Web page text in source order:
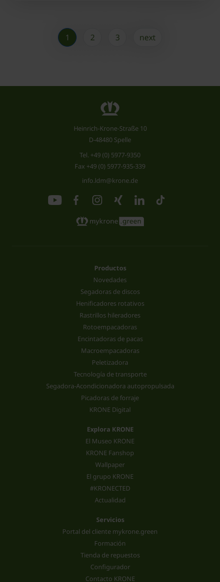
1 2 3 next
Heinrich-Krone-Straße 10
D-48480 Spelle
Tel. +49 (0) 5977-9350
Fax +49 (0) 5977-935-339
info.ldm@krone.de
Productos
Novedades
Segadoras de discos
Henificadores rotativos
Rastrillos hileradores
Rotoempacadoras
Encintadoras de pacas
Macroempacadoras
Peletizadora
Tecnología de transporte
Segadora-Acondicionadora autopropulsada
Picadoras de forraje
KRONE Digital
Explora KRONE
El Museo KRONE
KRONE Fanshop
Wallpaper
El grupo KRONE
#KRONECTED
Actualidad
Servicios
Portal del cliente mykrone.green
Formación
Tienda de repuestos
Configurador
Contacto KRONE